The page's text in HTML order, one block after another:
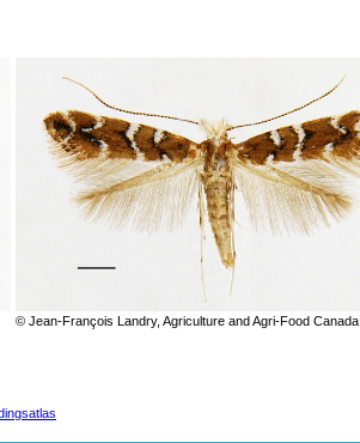
© Jean-François Landry, Agriculture and Agri-Food Canada